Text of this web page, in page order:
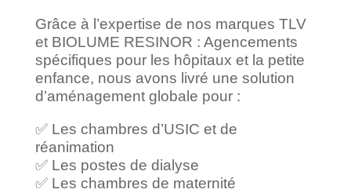
Grâce à l’expertise de nos marques TLV
et BIOLUME RESINOR : Agencements
spécifiques pour les hôpitaux et la petite
enfance, nous avons livré une solution
d’aménagement globale pour :
✅ Les chambres d’USIC et de
réanimation
✅ Les postes de dialyse
✅ Les chambres de maternité